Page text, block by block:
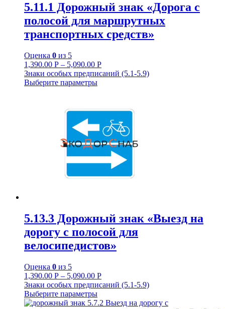
5.11.1 Дорожный знак «Дорога с
полосой для маршрутных
транспортных средств»
Оценка 0 из 5
1,390.00 Р – 5,090.00 Р
Знаки особых предписаний (5.1-5.9)
Выберите параметры
5.13.3 Дорожный знак «Выезд на
дорогу с полосой для
велосипедистов»
Оценка 0 из 5
1,390.00 Р – 5,090.00 Р
Знаки особых предписаний (5.1-5.9)
Выберите параметры